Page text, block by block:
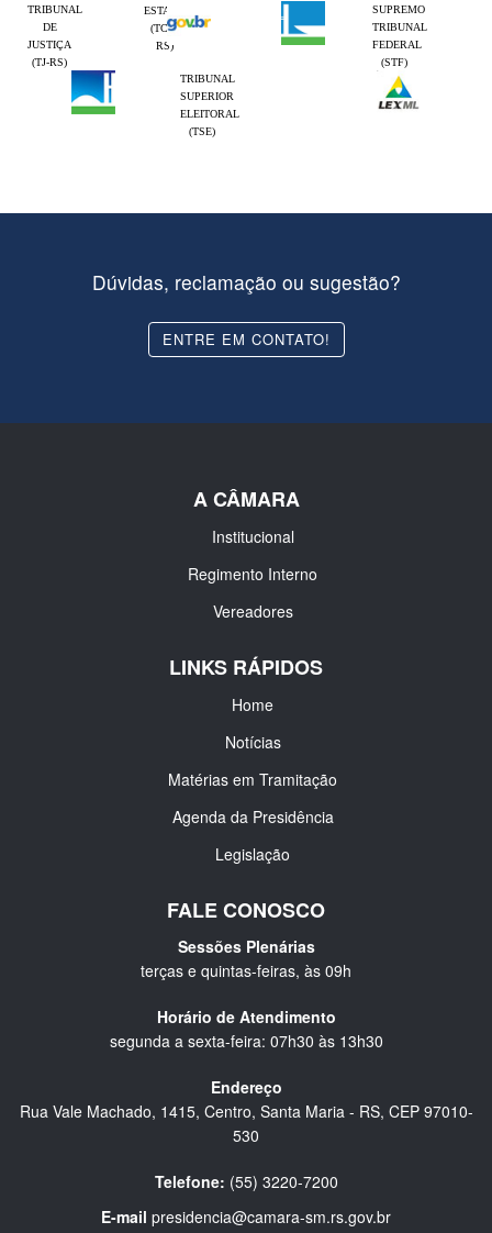
ESTADO
(TCE-
RS)
TRIBUNAL
DE
JUSTIÇA
(TJ-RS)
SUPREMO
TRIBUNAL
FEDERAL
(STF)
TRIBUNAL
SUPERIOR
ELEITORAL
(TSE)
Dúvidas, reclamação ou sugestão?
ENTRE EM CONTATO!
A CÂMARA
Institucional
Regimento Interno
Vereadores
LINKS RÁPIDOS
Home
Notícias
Matérias em Tramitação
Agenda da Presidência
Legislação
FALE CONOSCO
Sessões Plenárias
terças e quintas-feiras, às 09h
Horário de Atendimento
segunda a sexta-feira: 07h30 às 13h30
Endereço
Rua Vale Machado, 1415, Centro, Santa Maria - RS, CEP 97010-
530
Telefone: (55) 3220-7200
E-mail presidencia@camara-sm.rs.gov.br